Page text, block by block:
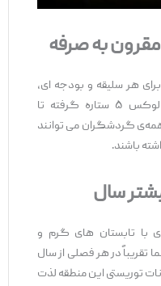
‌به‌صرفه
هر سلیقه و بودجه ‌ای،
گزینه‌ی اقامت دارد. از هتل‌ های لوکس ۵ ستاره گرفته تا
گردشگران می ‌توانند
باشند.
سال
با تابستان ‌های گرم و
در هر فصلی از سال
توریستی این منطقه لذت